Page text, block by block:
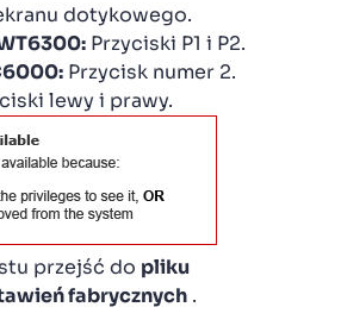
dotykowego.
Przyciski P1 i P2.
Przycisk numer 2.
lewy i prawy.
przejść do pliku
fabrycznych .